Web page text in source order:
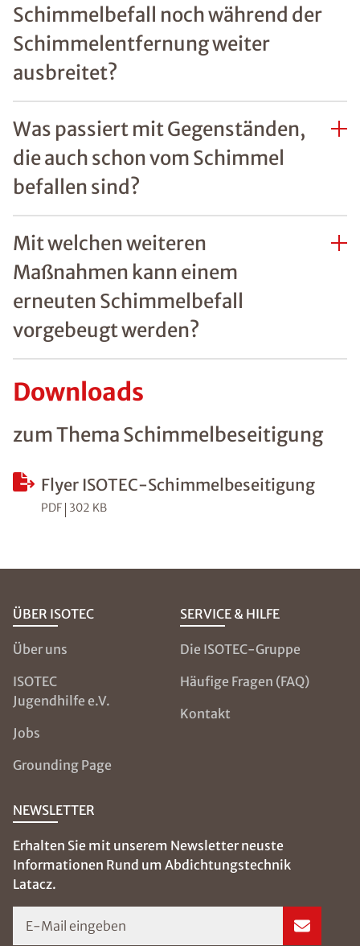
Schimmelbefall noch während der
Schimmelentfernung weiter
ausbreitet?
Was passiert mit Gegenständen,
die auch schon vom Schimmel
befallen sind?
Mit welchen weiteren
Maßnahmen kann einem
erneuten Schimmelbefall
vorgebeugt werden?
Downloads
zum Thema Schimmelbeseitigung
Flyer ISOTEC-Schimmelbeseitigung
PDF 302 KB
ÜBER ISOTEC
Über uns
ISOTEC
Jugendhilfe e.V.
Jobs
Grounding Page
SERVICE & HILFE
Die ISOTEC-Gruppe
Häufige Fragen (FAQ)
Kontakt
NEWSLETTER
Erhalten Sie mit unserem Newsletter neuste
Informationen Rund um Abdichtungstechnik
Latacz.
E-Mail eingeben